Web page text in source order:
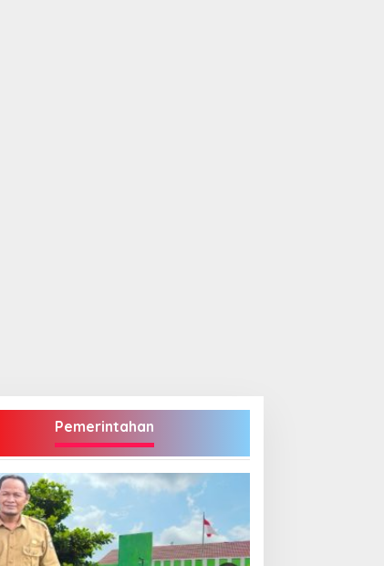
Pemerintahan